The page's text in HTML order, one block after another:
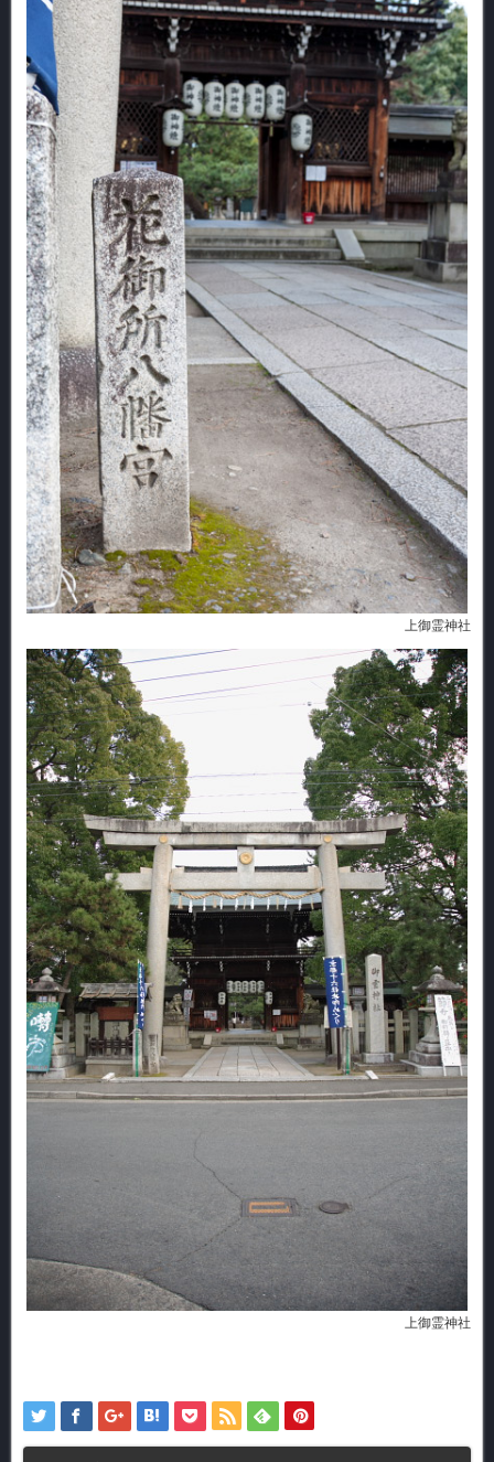
上御霊神社
上御霊神社